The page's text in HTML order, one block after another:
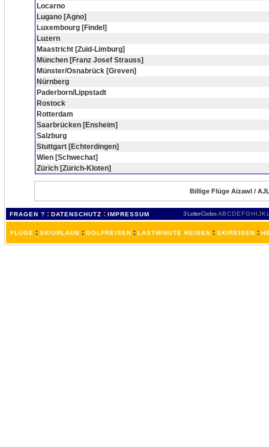
Locarno
Lugano [Agno]
Luxembourg [Findel]
Luzern
Maastricht [Zuid-Limburg]
München [Franz Josef Strauss]
Münster/Osnabrück [Greven]
Nürnberg
Paderborn/Lippstadt
Rostock
Rotterdam
Saarbrücken [Ensheim]
Salzburg
Stuttgart [Echterdingen]
Wien [Schwechat]
Zürich [Zürich-Kloten]
Billige Flüge Aizawl /
FRAGEN ? : DATENSCHUTZ : IMPRESSUM 3 Letter-Codes ABCDEFGH IJKL
FLÜGE : SKIURLAUB : GOLFREISEN : LASTMINUTE REISEN : SKIREISEN :